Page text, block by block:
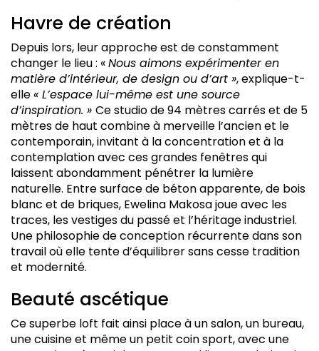
Havre de création
Depuis lors, leur approche est de constamment
changer le lieu : «Nous aimons expérimenter en
matière d’intérieur, de design ou d’art », explique-t-
elle« L’espace lui-même est une source
d’inspiration. » Ce studio de 94 mètres carrés et de 5
mètres de haut combine à merveille l’ancien et le
contemporain, invitant à la concentration et à la
contemplation avec ces grandes fenêtres qui
laissent abondamment pénétrer la lumière
naturelle. Entre surface de béton apparente, de bois
blanc et de briques, Ewelina Makosa joue avec les
traces, les vestiges du passé et l’héritage industriel.
Une philosophie de conception récurrente dans son
travail où elle tente d’équilibrer sans cesse tradition
et modernité.
Beauté ascétique
Ce superbe loft fait ainsi place à un salon, un bureau,
une cuisine et même un petit coin sport, avec une